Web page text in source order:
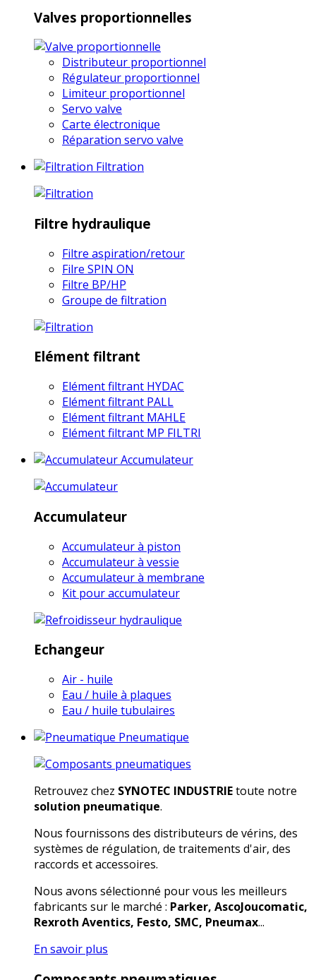
Valves proportionnelles
Distributeur proportionnel
Régulateur proportionnel
Limiteur proportionnel
Servo valve
Carte électronique
Réparation servo valve
Filtration
Filtre hydraulique
Filtre aspiration/retour
Filre SPIN ON
Filtre BP/HP
Groupe de filtration
Elément filtrant
Elément filtrant HYDAC
Elément filtrant PALL
Elément filtrant MAHLE
Elément filtrant MP FILTRI
Accumulateur
Accumulateur
Accumulateur à piston
Accumulateur à vessie
Accumulateur à membrane
Kit pour accumulateur
Echangeur
Air - huile
Eau / huile à plaques
Eau / huile tubulaires
Pneumatique
Retrouvez chez SYNOTEC INDUSTRIEtoute notre
solution pneumatique.
Nous fournissons des distributeurs de vérins, des
systèmes de régulation, de traitements d'air, des
raccords et accessoires.
Nous avons sélectionné pour vous les meilleurs
fabricants sur le marché : Parker, AscoJoucomatic,
Rexroth Aventics, Festo, SMC, Pneumax...
En savoir plus